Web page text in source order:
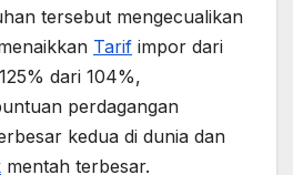
tersebut mengecualikan
Tarif impor dari
dari 104%,
perdagangan
kedua di dunia dan
mentah terbesar.